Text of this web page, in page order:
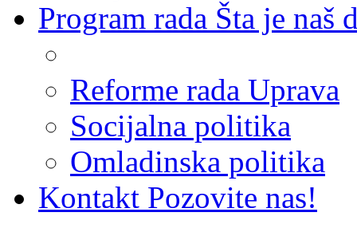
Program rada Šta je naš
Reforme rada Uprava
Socijalna politika
Omladinska politika
Kontakt Pozovite nas!